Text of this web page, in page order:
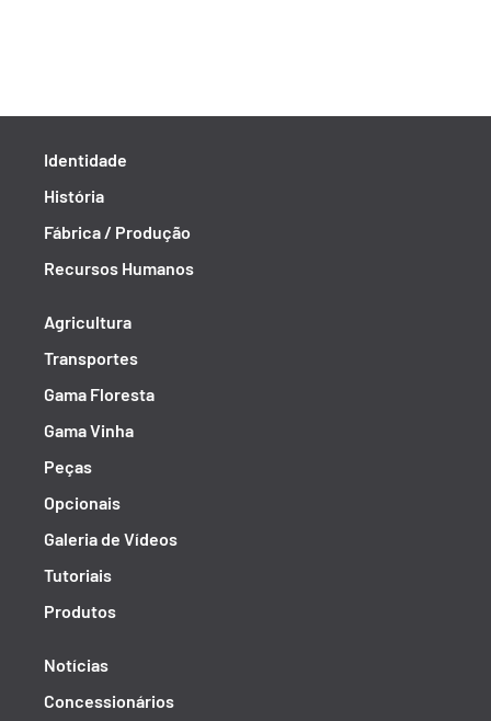
Identidade
História
Fábrica / Produção
Recursos Humanos
Agricultura
Transportes
Gama Floresta
Gama Vinha
Peças
Opcionais
Galeria de Vídeos
Tutoriais
Produtos
Notícias
Concessionários